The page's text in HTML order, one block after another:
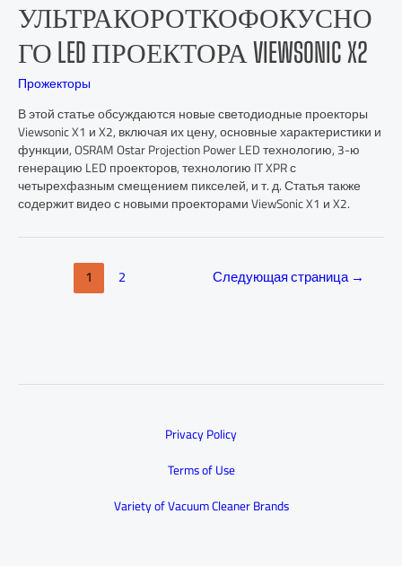
УЛЬТРАКОРОТКОФОКУСНО
ГО LED ПРОЕКТОРА VIEWSONIC X2
Прожекторы
В этой статье обсуждаются новые светодиодные проекторы
Viewsonic X1 и X2, включая их цену, основные характеристики и
функции, OSRAM Ostar Projection Power LED технологию, 3-ю
генерацию LED проекторов, технологию IT XPR с
четырехфазным смещением пикселей, и т. д. Статья также
содержит видео с новыми проекторами ViewSonic X1 и X2.
1 2 Следующая страница→
Privacy Policy
Terms of Use
Variety of Vacuum Cleaner Brands